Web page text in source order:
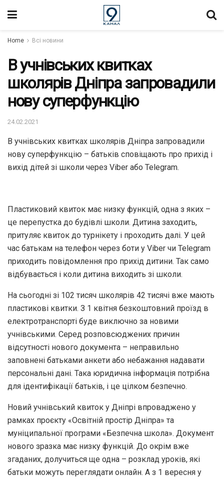
Home Всі новини
В учнівських квитках
школярів Дніпра запровадили
нову суперфункцію
24.02.2021
В учнівських квитках школярів Дніпра запровадили
нову суперфункцію – батьків сповіщають про прихід і
вихід дітей зі школи через Viber або Telegram.
Пластиковий квиток має низку функцій, одна з яких –
це перепустка до будівлі школи. Дитина заходить,
притуляє квиток до турнікету і проходить далі. У цей
час батькам на телефон через боти у Viber чи Telegram
приходить повідомлення про прихід дитини. Так само
відбувається і коли дитина виходить зі школи.
На сьогодні зі 102 тисяч школярів 42 тисячі вже мають
пластикові квитки. З 1 квітня безкоштовний проїзд в
електротранспорті буде виключно за новими
учнівськими. Серед розповсюджених причин
відсутності нового документа – неправильно
заповнені батьками анкети або небажання надавати
персональні дані. Така юридична інформація потрібна
для ідентифікації батьків, і це цілком безпечно.
Новий учнівський квиток у Дніпрі впроваджено у
рамках проєкту «Освітній простір Дніпра» та
муніципальної програми «Безпечна школа». Документ
нового зразка має низку функцій. До окрім вже
згаданих, долучиться ще одна – розклад уроків, які
батьки можуть переглядати онлайн. А з 1 вересня у